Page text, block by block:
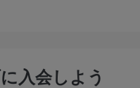
入会しよう